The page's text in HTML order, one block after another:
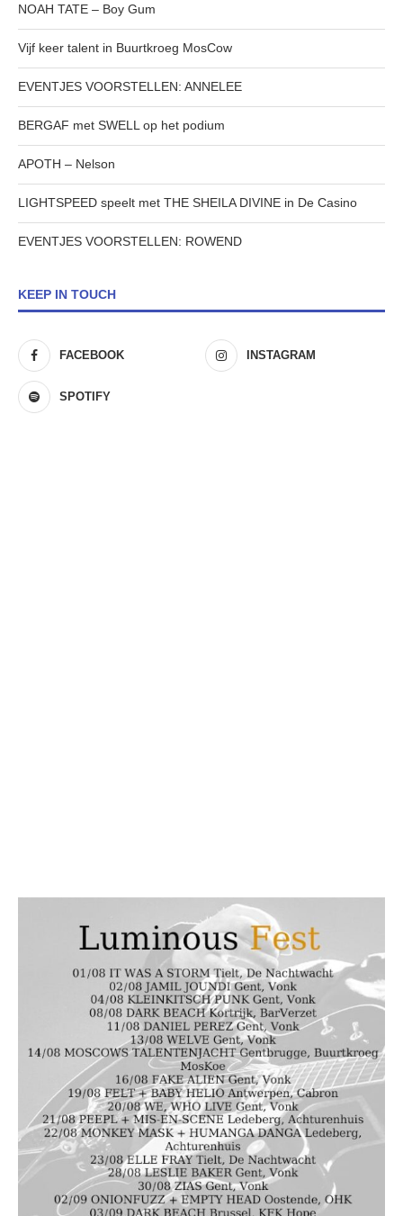
NOAH TATE – Boy Gum
Vijf keer talent in Buurtkroeg MosCow
EVENTJES VOORSTELLEN: ANNELEE
BERGAF met SWELL op het podium
APOTH – Nelson
LIGHTSPEED speelt met THE SHEILA DIVINE in De Casino
EVENTJES VOORSTELLEN: ROWEND
KEEP IN TOUCH
FACEBOOK INSTAGRAM
SPOTIFY